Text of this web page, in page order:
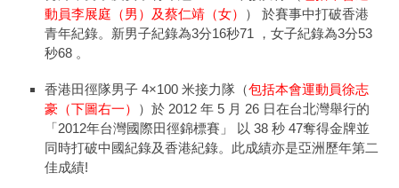
動員李展庭（男）及蔡仁靖（女）
） 於賽事中打破香港
青年紀錄。新男子紀錄為3分16秒71 ，女子紀錄為3分53
秒68 。
香港田徑隊男子 4×100 米接力隊（包括本會運動員徐志
豪（下圖右一）
）於 2012 年 5 月 26 日在台北灣舉行的
「2012年台灣國際田徑錦標賽」 以 38 秒 47奪得金牌並
同時打破中國紀錄及香港紀錄。此成績亦是亞洲歷年第二
佳成績!